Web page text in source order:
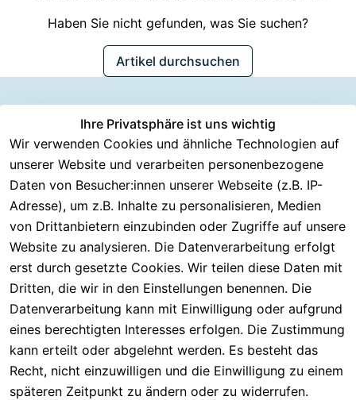
Haben Sie nicht gefunden, was Sie suchen?
Artikel durchsuchen
Ihre Privatsphäre ist uns wichtig
Wir verwenden Cookies und ähnliche Technologien auf
unserer Website und verarbeiten personenbezogene
Daten von Besucher:innen unserer Webseite (z.B. IP-
Adresse), um z.B. Inhalte zu personalisieren, Medien
von Drittanbietern einzubinden oder Zugriffe auf unsere
Website zu analysieren. Die Datenverarbeitung erfolgt
erst durch gesetzte Cookies. Wir teilen diese Daten mit
Dritten, die wir in den Einstellungen benennen. Die
Datenverarbeitung kann mit Einwilligung oder aufgrund
eines berechtigten Interesses erfolgen. Die Zustimmung
kann erteilt oder abgelehnt werden. Es besteht das
Recht, nicht einzuwilligen und die Einwilligung zu einem
späteren Zeitpunkt zu ändern oder zu widerrufen.
Rechtliches
AGB
Impressum
Datenschutzer
klärung
Barrierefreiheit
Widerrufsrech
t
Kundenserv
ice
Häufige
Fragen
Kontakt
Registrieren
Serviceverspr
echen
30 Tage
testen
Versand &
Zahlung
Information
en
Über CMK
Versand
Batterieentsor
gung
Eektrogeräte-
Entsorgung
Versanddie
nstleister
DHL
DPD